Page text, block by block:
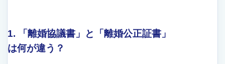
1. 「離婚協議書」と「離婚公正証書」
は何が違う？